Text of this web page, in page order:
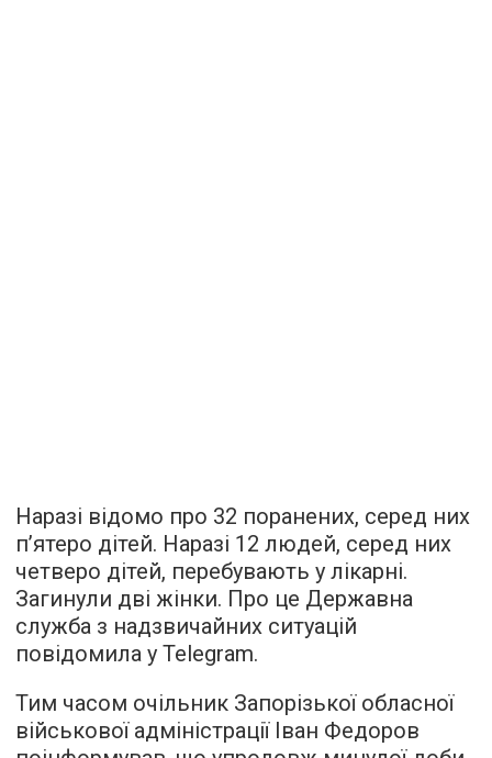
Наразі відомо про 32 поранених, серед них
п’ятеро дітей. Наразі 12 людей, серед них
четверо дітей, перебувають у лікарні.
Загинули дві жінки. Про це Державна
служба з надзвичайних ситуацій
повідомила у Telegram.
Тим часом очільник Запорізької обласної
військової адміністрації Іван Федоров